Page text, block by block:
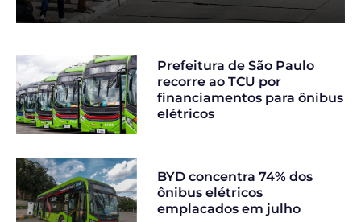
Prefeitura de São Paulo
recorre ao TCU por
financiamentos para ônibus
elétricos
BYD concentra 74% dos
ônibus elétricos
emplacados em julho